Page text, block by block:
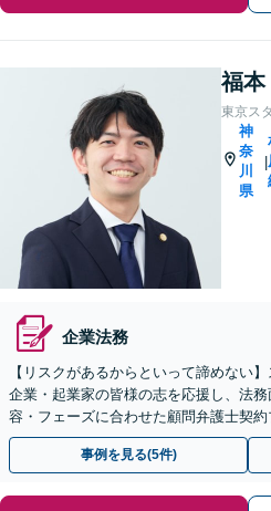
福本
東京ス
神
奈
川
県
|
企業法務
【リスクがあるからといって諦めない
企業・起業家の皆様の志を応援し、法
容・フェーズに合わせた顧問弁護士契
問契約／企業法務】
事例を見る(5件)